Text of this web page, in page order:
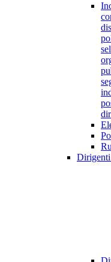
Dirigenti